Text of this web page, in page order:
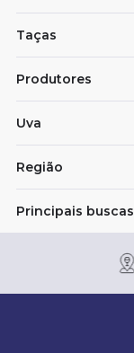
Taças
Produtores
Uva
Região
Principais buscas